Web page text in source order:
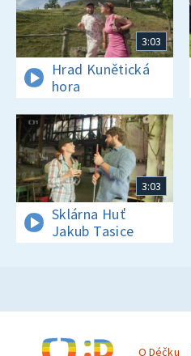
3:03
Hrad Kunětická
hora
3:03
Sklárna Huť
Jakub Tasice
O Déčku